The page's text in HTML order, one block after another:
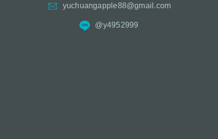
yuchuangapple88@gmail.com
@y4952999